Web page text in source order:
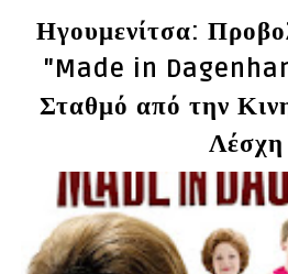
Ηγουμενίτσα:
"Made in
Σταθμό από την
Λέσχη